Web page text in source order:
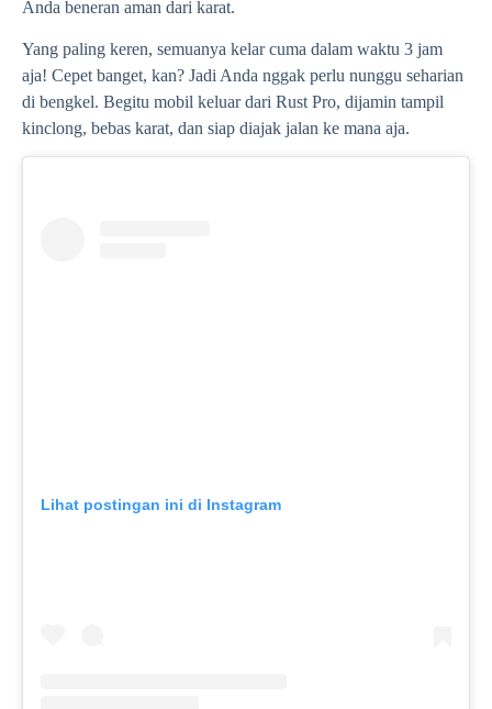
Anda beneran aman dari karat.
Yang paling keren, semuanya kelar cuma dalam waktu 3 jam
aja! Cepet banget, kan? Jadi Anda nggak perlu nunggu seharian
di bengkel. Begitu mobil keluar dari Rust Pro, dijamin tampil
kinclong, bebas karat, dan siap diajak jalan ke mana aja.
Lihat postingan ini di Instagram